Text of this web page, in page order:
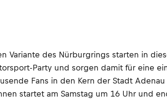
Variante des Nürburgrings starten in
Party und sorgen damit für eine
Fans in den Kern der Stadt
startet am Samstag um 16 Uhr und